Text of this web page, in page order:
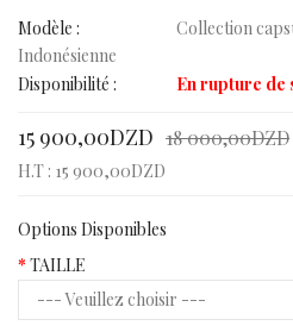
Modèle :
Collection
Indonésienne
Disponibilité :
En rupture de
15 900,00DZD 18 000,00DZD
H.T : 15 900,00DZD
Options Disponibles
TAILLE